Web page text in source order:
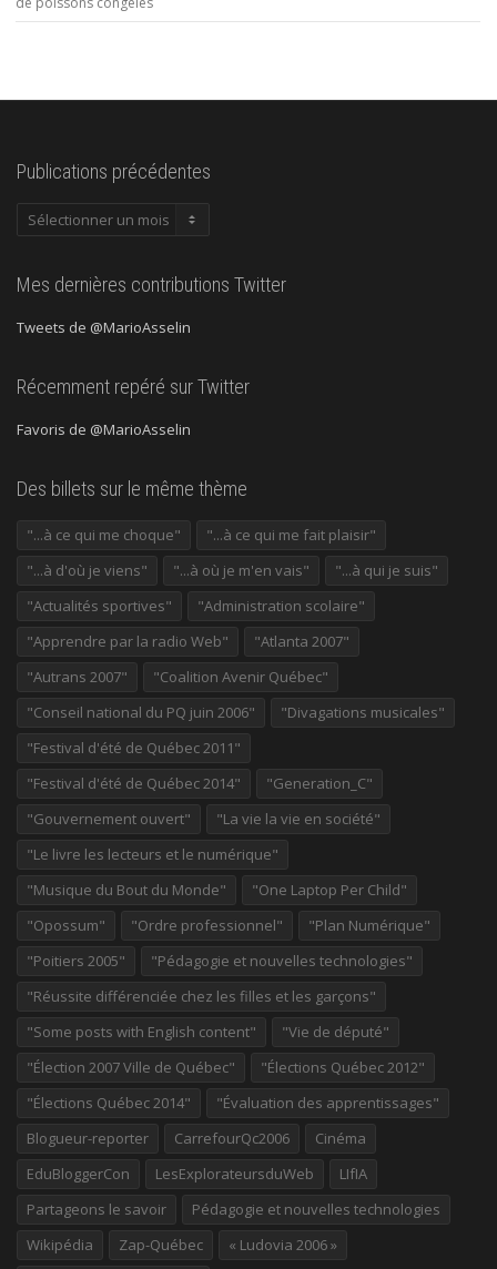
Publications précédentes
Publications
Mes dernières contributions Twitter
Tweets de @MarioAsselin
Récemment repéré sur Twitter
Favoris de @MarioAsselin
Des billets sur le même thème
"...à ce qui me choque"
"...à ce qui me fait plaisir"
"...à d'où je viens"
"...à où je m'en vais"
"...à qui je suis"
"Actualités sportives"
"Administration scolaire"
"Apprendre par la radio Web"
"Atlanta 2007"
"Autrans 2007"
"Coalition Avenir Québec"
"Conseil national du PQ juin 2006"
"Divagations musicales"
"Festival d'été de Québec 2011"
"Festival d'été de Québec 2014"
"Generation_C"
"Gouvernement ouvert"
"La vie la vie en société"
"Le livre les lecteurs et le numérique"
"Musique du Bout du Monde"
"One Laptop Per Child"
"Opossum"
"Ordre professionnel"
"Plan Numérique"
"Poitiers 2005"
"Pédagogie et nouvelles technologies"
"Réussite différenciée chez les filles et les garçons"
"Some posts with English content"
"Vie de député"
"Élection 2007 Ville de Québec"
"Élections Québec 2012"
"Élections Québec 2014"
"Évaluation des apprentissages"
Blogueur-reporter
CarrefourQc2006
Cinéma
EduBloggerCon
LesExplorateursduWeb
LIfIA
Partageons le savoir
Pédagogie et nouvelles technologies
Wikipédia
Zap-Québec
« Ludovia 2006 »